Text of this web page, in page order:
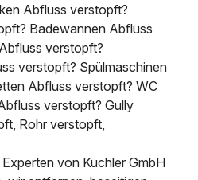
Abfluss verstopft?
Badewannen Abfluss
verstopft?
verstopft? Spülmaschinen
Abfluss verstopft? WC
verstopft? Gully
Rohr verstopft,
von Kuchler GmbH